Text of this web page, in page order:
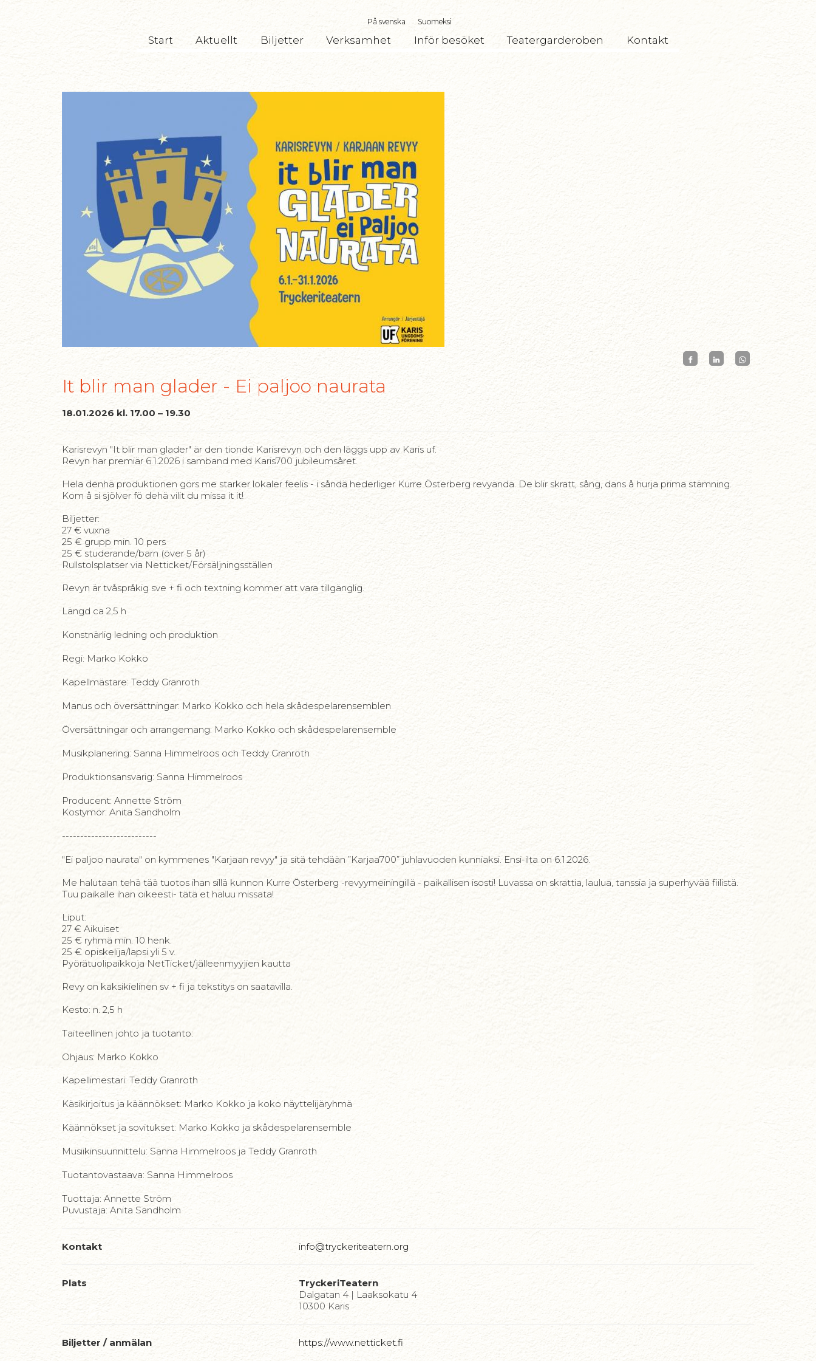
På svenska Suomeksi
Start Aktuellt Biljetter Verksamhet Inför besöket Teatergarderoben Kontakt
It blir man glader - Ei paljoo naurata
18.01.2026 kl. 17.00 – 19.30
Karisrevyn "It blir man glader" är den tionde Karisrevyn och den läggs upp av Karis uf.
Revyn har premiär 6.1.2026 i samband med Karis700 jubileumsåret.
Hela denhä produktionen görs me starker lokaler feelis - i såndä hederliger Kurre Österberg revyanda. De blir skratt, sång, dans å hurja prima stämning.
Kom å si sjölver fö dehä vilit du missa it it!
Biljetter:
27 € vuxna
25 € grupp min. 10 pers
25 € studerande/barn (över 5 år)
Rullstolsplatser via Netticket/Försäljningsställen
Revyn är tvåspråkig sve + fi och textning kommer att vara tillgänglig.
Längd ca 2,5 h
Konstnärlig ledning och produktion
Regi: Marko Kokko
Kapellmästare: Teddy Granroth
Manus och översättningar: Marko Kokko och hela skådespelarensemblen
Översättningar och arrangemang: Marko Kokko och skådespelarensemble
Musikplanering: Sanna Himmelroos och Teddy Granroth
Produktionsansvarig: Sanna Himmelroos
Producent: Annette Ström
Kostymör: Anita Sandholm
--------------------------
"Ei paljoo naurata" on kymmenes "Karjaan revyy" ja sitä tehdään ”Karjaa700” juhlavuoden kunniaksi. Ensi-ilta on 6.1.2026.
Me halutaan tehä tää tuotos ihan sillä kunnon Kurre Österberg -revyymeiningillä - paikallisen isosti! Luvassa on skrattia, laulua, tanssia ja superhyvää fiilistä.
Tuu paikalle ihan oikeesti- tätä et haluu missata!
Liput:
27 € Aikuiset
25 € ryhmä min. 10 henk.
25 € opiskelija/lapsi yli 5 v.
Pyörätuolipaikkoja NetTicket/jälleenmyyjien kautta
Revy on kaksikielinen sv + fi ja tekstitys on saatavilla.
Kesto: n. 2,5 h
Taiteellinen johto ja tuotanto:
Ohjaus: Marko Kokko
Kapellimestari: Teddy Granroth
Käsikirjoitus ja käännökset: Marko Kokko ja koko näyttelijäryhmä
Käännökset ja sovitukset: Marko Kokko ja skådespelarensemble
Musiikinsuunnittelu: Sanna Himmelroos ja Teddy Granroth
Tuotantovastaava: Sanna Himmelroos
Tuottaja: Annette Ström
Puvustaja: Anita Sandholm
Kontakt info@tryckeriteatern.org
Plats
TryckeriTeatern
Dalgatan 4 | Laaksokatu 4
10300 Karis
Biljetter / anmälan https://www.netticket.fi